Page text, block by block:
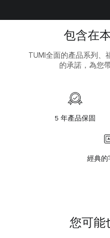
包含在
TUMI全面的產品系列、
的承諾，為您
5 年產品保固
經典的
您可能